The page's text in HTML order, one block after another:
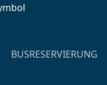
BUSRESERVIERUNG